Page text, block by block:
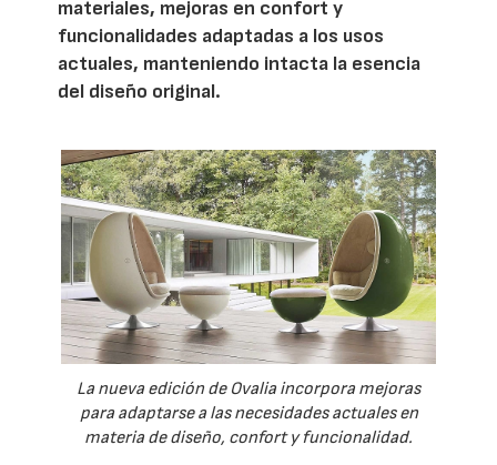
materiales, mejoras en confort y
funcionalidades adaptadas a los usos
actuales, manteniendo intacta la esencia
del diseño original.
La nueva edición de Ovalia incorpora mejoras
para adaptarse a las necesidades actuales en
materia de diseño, confort y funcionalidad.